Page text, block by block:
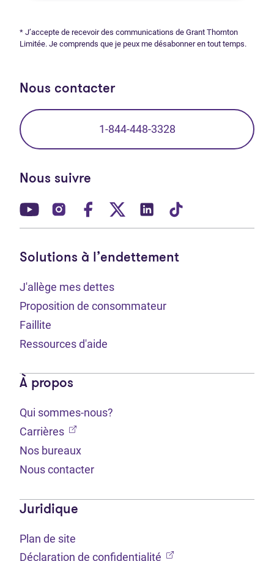
* J’accepte de recevoir des communications de Grant Thornton
Limitée. Je comprends que je peux me désabonner en tout temps.
Nous contacter
1-844-448-3328
Nous suivre
(Ouvre dans un nouvel onglet)
(Ouvre dans un nouvel onglet)
(Ouvre dans un nouvel onglet)
(Ouvre dans un nouvel
(Ouvre dans un
Solutions à l’endettement
J'allège mes dettes
Proposition de consommateur
Faillite
Ressources d'aide
À propos
Qui sommes-nous?
Carrières (Ouvre dans un nouvel onglet)
Nos bureaux
Nous contacter
Juridique
Plan de site
Déclaration de confidentialité (Ouvre dans un